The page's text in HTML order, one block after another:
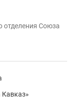
отделения Союза
Кавказ»